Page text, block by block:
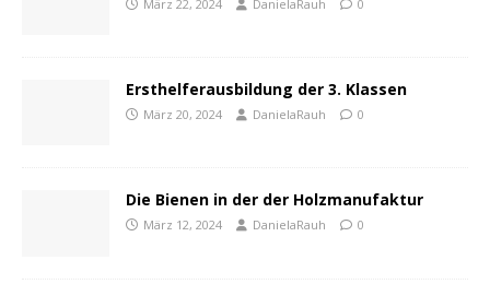
März 22, 2024 DanielaRauh 0
Ersthelferausbildung der 3. Klassen
März 20, 2024 DanielaRauh 0
Die Bienen in der der Holzmanufaktur
März 12, 2024 DanielaRauh 0